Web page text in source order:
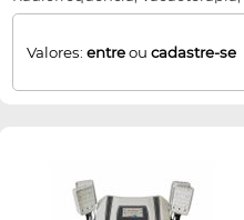
LED, Ultracavitação e Ondas de
Valores:entreoucadastre-se